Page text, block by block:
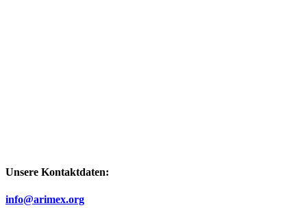
Unsere Kontaktdaten:
info@arimex.org